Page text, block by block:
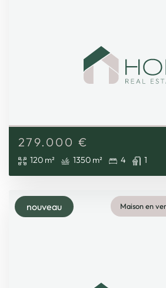
279.000 €
120 m² 1350 m² 4 1
nouveau Maison en